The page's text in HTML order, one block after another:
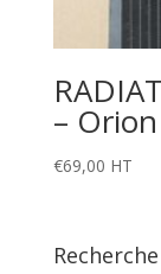
– Orion
€69,00 HT